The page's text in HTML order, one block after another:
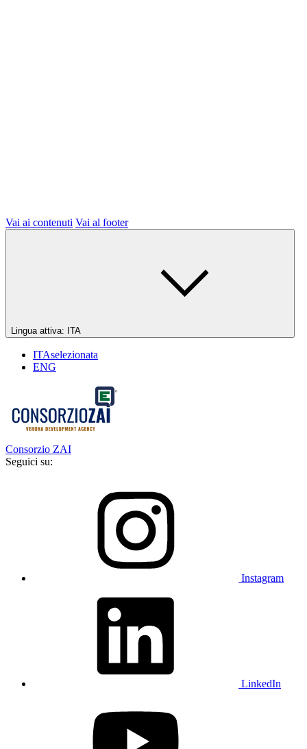
Vai ai contenuti Vai al footer
Lingua attiva: ITA
ITAselezionata
ENG
Consorzio ZAI
Seguici su:
Instagram
LinkedIn